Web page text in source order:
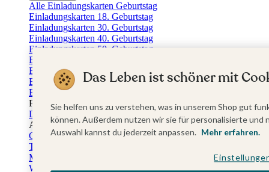
Alle Einladungskarten Geburtstag
Einladungskarten 18. Geburtstag
Einladungskarten 30. Geburtstag
Einladungskarten 40. Geburtstag
Einladungskarten 50. Geburtstag
Einladungskarten 60. Geburtstag
Einladungskarten 70. Geburtstag
Einladungskarten 80. Geburtstag
Einladungskarten 90. Geburtstag
Für jedes Alter
Doppelgeburtstag Einladungen
Alle Geburtstagsextras
Gästebücher Geburtstag
Tischkarten Geburtstag
Menükarten Geburtstag
Weinetiketten Geburtstag
Das Leben ist schöner mit
Sie helfen uns zu verstehen, was in unserem Shop gut
können. Außerdem nutzen wir sie für personalisierte
Auswahl kannst du jederzeit anpassen. Mehr erfahren.